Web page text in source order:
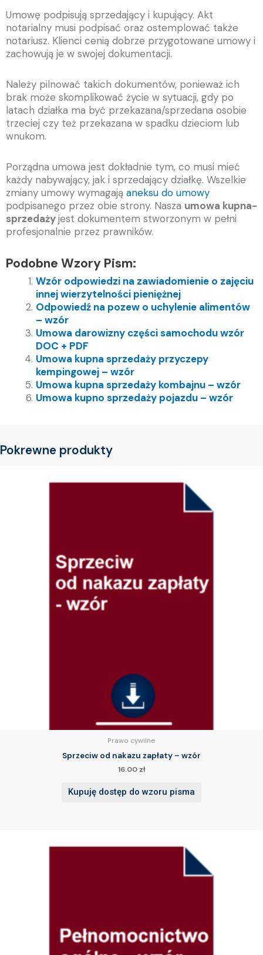
Umowę podpisują sprzedający i kupujący. Akt
notarialny musi podpisać oraz ostemplować także
notariusz. Klienci cenią dobrze przygotowane umowy i
zachowują je w swojej dokumentacji.
Należy pilnować takich dokumentów, ponieważ ich
brak może skomplikować życie w sytuacji, gdy po
latach działka ma być przekazana/sprzedana osobie
trzeciej czy też przekazana w spadku dzieciom lub
wnukom.
Porządna umowa jest dokładnie tym, co musi mieć
każdy nabywający, jak i sprzedający działkę. Wszelkie
zmiany umowy wymagają aneksu do umowy
podpisanego przez obie strony. Nasza umowa kupna-
sprzedażyjest dokumentem stworzonym w pełni
profesjonalnie przez prawników.
Podobne Wzory Pism:
Wzór odpowiedzi na zawiadomienie o zajęciu
innej wierzytelności pieniężnej
Odpowiedź na pozew o uchylenie alimentów
– wzór
Umowa darowizny części samochodu wzór
DOC + PDF
Umowa kupna sprzedaży przyczepy
kempingowej – wzór
Umowa kupna sprzedaży kombajnu – wzór
Umowa kupno sprzedaży pojazdu – wzór
Pokrewne produkty
Prawo cywilne
Sprzeciw od nakazu zapłaty – wzór
16.00 zł
Kupuję dostęp do wzoru pisma